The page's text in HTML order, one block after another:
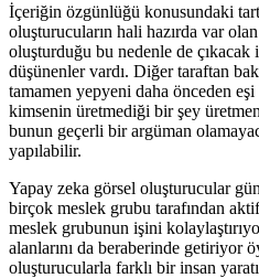
İçeriğin özgünlüğü konusundaki
oluşturucuların hali hazırda var
oluşturduğu bu nedenle de çıkacak
düşünenler vardı. Diğer taraftan
tamamen yepyeni daha önceden
kimsenin üretmediği bir şey
bunun geçerli bir argüman
yapılabilir.
Yapay zeka görsel oluşturucular
birçok meslek grubu tarafından
meslek grubunun işini
alanlarını da beraberinde getiriyor
oluşturucularla farklı bir insan